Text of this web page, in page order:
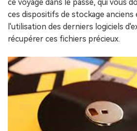
ce voyage dans le passé, qui vous
ces dispositifs de stockage anciens
l'utilisation des derniers logiciels
récupérer ces fichiers précieux.